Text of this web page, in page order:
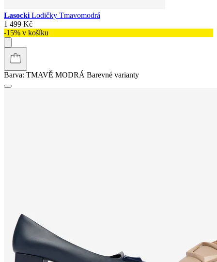
Lasocki Lodičky Tmavomodrá
1 499 Kč
-15% v košíku
Barva: TMAVĚ MODRÁ Barevné varianty